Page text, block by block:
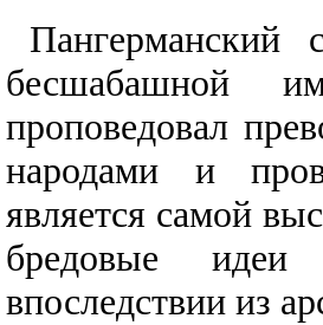
Пангерманский
бесшабашной
проповедовал
народами и
является самой
бредовые идеи
впоследствии из